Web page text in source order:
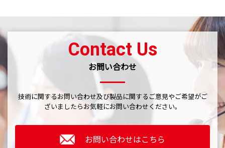
Contact Us
お問い合わせ
技術に関するお問い合わせ及び製品に関するご意見やご希望がご
ざいましたら お気軽にお問い合わせください。
お問い合わせはこちら